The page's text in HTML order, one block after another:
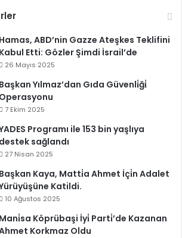
Hamas, ABD’nin Gazze Ateşkes Teklifini
Kabul Etti: Gözler Şimdi İsrail’de
26 Mayıs 2025
Başkan Yılmaz’dan Gıda Güvenli̇ği̇
Operasyonu
7 Ekim 2025
Programı ile 153 bin yaşlıya
destek sağlandı
27 Nisan 2025
Başkan Kaya, Matti̇a Ahmet İçi̇n Adalet
Katildi.
10 Ağustos 2025
Mani̇sa Köprübaşi İyi̇ Parti̇’de Kazanan
Korkmaz Oldu